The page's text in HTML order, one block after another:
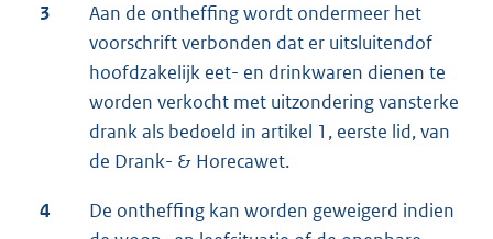
3
Aan de ontheffing wordt ondermeer het
voorschrift verbonden dat er uitsluitendof
hoofdzakelijk eet- en drinkwaren dienen te
worden verkocht met uitzondering vansterke
drank als bedoeld in artikel 1, eerste lid, van
de Drank- & Horecawet.
4
De ontheffing kan worden geweigerd indien